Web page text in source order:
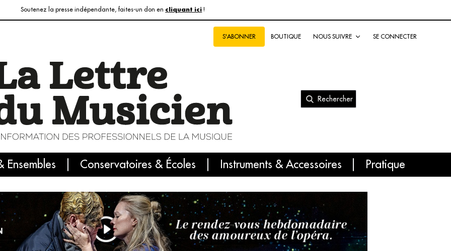
Soutenez la presse indépendante, faites-un don en cliquant ici !
S'ABONNER BOUTIQUE NOUS SUIVRE SE CONNECTER
Rechercher
Ensembles Conservatoires & Écoles Instruments & Accessoires Pratique
du jour Le numéro du mois International